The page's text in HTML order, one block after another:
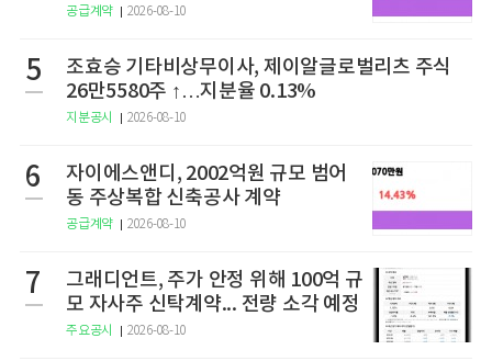
공급계약 2026-08-10
5
조효승 기타비상무이사, 제이알글로벌리츠 주식
26만5580주 ↑…지분율 0.13%
지분공시 2026-08-10
6
자이에스앤디, 2002억원 규모 범어
동 주상복합 신축공사 계약
공급계약 2026-08-10
7
그래디언트, 주가 안정 위해 100억 규
모 자사주 신탁계약... 전량 소각 예정
주요공시 2026-08-10